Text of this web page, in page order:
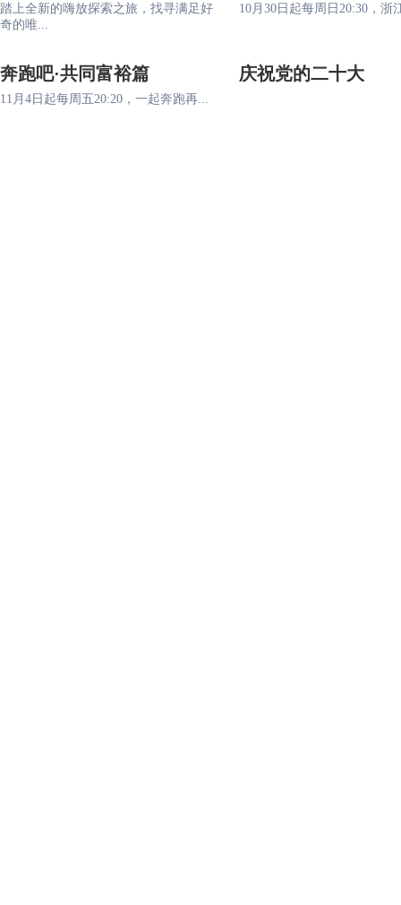
踏上全新的嗨放探索之旅，找寻满足好
奇的唯...
10月30日起每周日20:30，浙
奔跑吧·共同富裕篇
11月4日起每周五20:20，一起奔跑再...
庆祝党的二十大